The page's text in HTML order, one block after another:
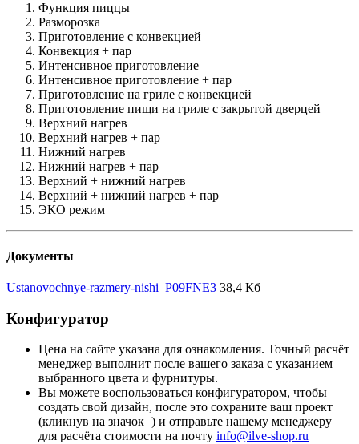
Функция пиццы
Разморозка
Приготовление с конвекцией
Конвекция + пар
Интенсивное приготовление
Интенсивное приготовление + пар
Приготовление на гриле с конвекцией
Приготовление пищи на гриле с закрытой дверцей
Верхний нагрев
Верхний нагрев + пар
Нижний нагрев
Нижний нагрев + пар
Верхний + нижний нагрев
Верхний + нижний нагрев + пар
ЭКО режим
Документы
Ustanovochnye-razmery-nishi_P09FNE3 38,4 Кб
Конфигуратор
Цена на сайте указана для ознакомления. Точный расчёт
менеджер выполнит после вашего заказа с указанием
выбранного цвета и фурнитуры.
Вы можете воспользоваться конфигуратором, чтобы
создать свой дизайн, после это сохраните ваш проект
(кликнув на значок ) и отправьте нашему менеджеру
для расчёта стоимости на почту info@ilve-shop.ru